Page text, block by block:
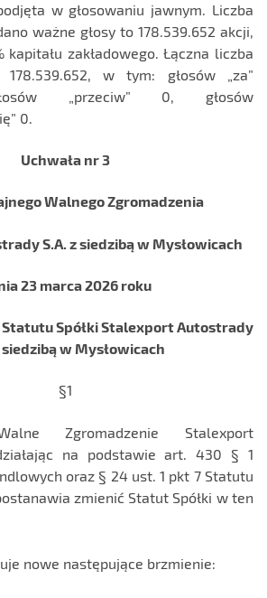
w głosowaniu jawnym. Liczba
ważne głosy to 178.539.652 akcji,
kapitału zakładowego. Łączna liczba
178.539.652, w tym: głosów „za”
„przeciw” 0, głosów
0.
Uchwała nr 3
Walnego Zgromadzenia
S.A. z siedzibą w Mysłowicach
23 marca 2026 roku
Spółki Stalexport Autostrady
siedzibą w Mysłowicach
§1
Zgromadzenie Stalexport
na podstawie art. 430 § 1
oraz § 24 ust. 1 pkt 7 Statutu
zmienić Statut Spółki w ten
nowe następujące brzmienie: